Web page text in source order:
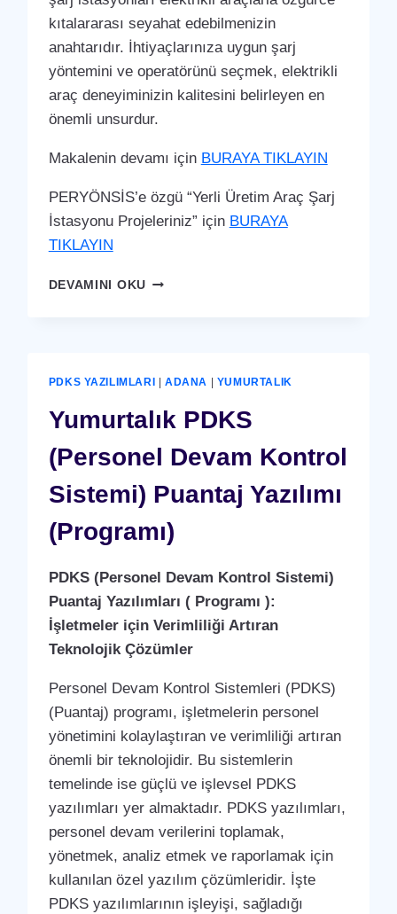
kıtalararası seyahat edebilmenizin
anahtarıdır. İhtiyaçlarınıza uygun şarj
yöntemini ve operatörünü seçmek, elektrikli
araç deneyiminizin kalitesini belirleyen en
önemli unsurdur.
Makalenin devamı için BURAYA TIKLAYIN
PERYÖNSİS’e özgü “Yerli Üretim Araç Şarj
İstasyonu Projeleriniz” için BURAYA
TIKLAYIN
DEVAMINI OKUYUMURTALIK
PDKS YAZILIMLARI |ADANA YUMURTALIK
Yumurtalık PDKS
(Personel Devam Kontrol
Sistemi) Puantaj Yazılımı
(Programı)
PDKS (Personel Devam Kontrol Sistemi)
Puantaj Yazılımları ( Programı ):
İşletmeler için Verimliliği Artıran
Teknolojik Çözümler
Personel Devam Kontrol Sistemleri (PDKS)
(Puantaj) programı, işletmelerin personel
yönetimini kolaylaştıran ve verimliliği artıran
önemli bir teknolojidir. Bu sistemlerin
temelinde ise güçlü ve işlevsel PDKS
yazılımları yer almaktadır. PDKS yazılımları,
personel devam verilerini toplamak,
yönetmek, analiz etmek ve raporlamak için
kullanılan özel yazılım çözümleridir. İşte
PDKS yazılımlarının işleyişi, sağladığı